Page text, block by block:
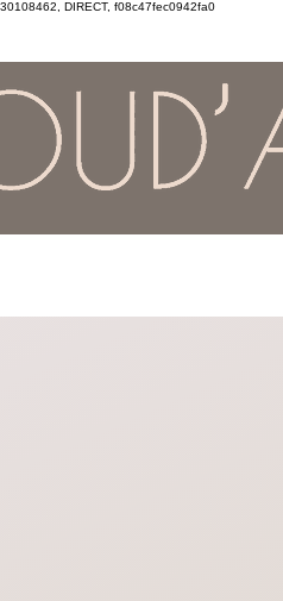
DIRECT, f08c47fec0942fa0